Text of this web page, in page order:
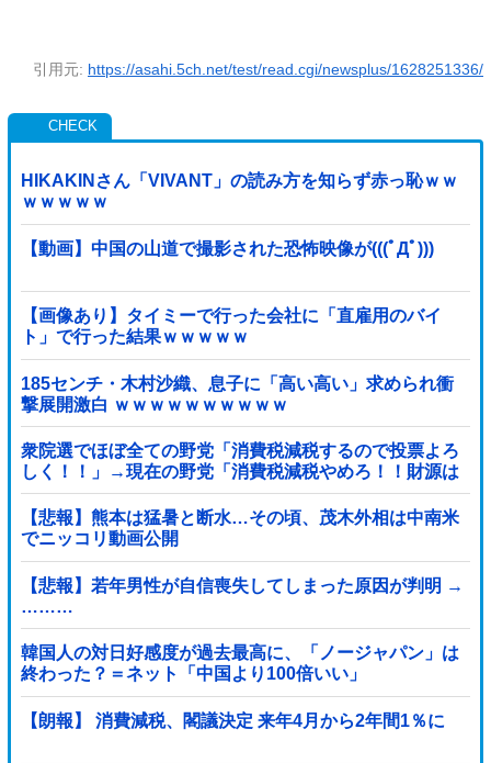
引用元: https://asahi.5ch.net/test/read.cgi/newsplus/1628251336/
HIKAKINさん「VIVANT」の読み方を知らず赤っ恥ｗｗ
ｗｗｗｗｗ
【動画】中国の山道で撮影された恐怖映像が(((ﾟДﾟ)))
【画像あり】タイミーで行った会社に「直雇用のバイ
ト」で行った結果ｗｗｗｗｗ
185センチ・木村沙織、息子に「高い高い」求められ衝
撃展開激白 ｗｗｗｗｗｗｗｗｗｗ
衆院選でほぼ全ての野党「消費税減税するので投票よろ
しく！！」→現在の野党「消費税減税やめろ！！財源は
どうするんだ！！」他
【悲報】熊本は猛暑と断水…その頃、茂木外相は中南米
でニッコリ動画公開
【悲報】若年男性が自信喪失してしまった原因が判明 →
………
韓国人の対日好感度が過去最高に、「ノージャパン」は
終わった？＝ネット「中国より100倍いい」
【朗報】 消費減税、閣議決定 来年4月から2年間1％に